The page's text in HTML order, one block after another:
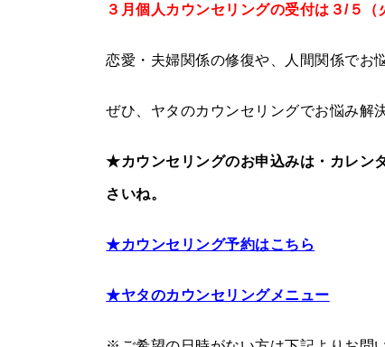
３月個人カウンセリングの受付は３/５（
恋愛・夫婦関係の修復や、人間関係でお
ぜひ、ヤタのカウンセリングでお悩み解
★カウンセリングのお申込みは・カレン
さいね。
★カウンセリング予約はこちら
★ヤタのカウンセリングメニュー